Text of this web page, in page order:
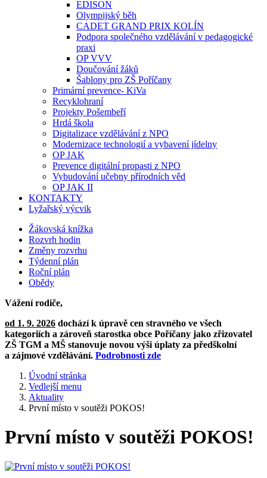
EDISON
Olympijský běh
CADET GRAND PRIX KOLÍN
Podpora společného vzdělávání v pedagogické
praxi
OP VVV
Doučování žáků
Šablony pro ZŠ Poříčany
Primární prevence- KiVa
Recyklohraní
Projekty Pošembeří
Hrdá škola
Digitalizace vzdělávání z NPO
Modernizace technologií a vybavení jídelny
OP JAK
Prevence digitální propasti z NPO
Vybudování učebny přírodních věd
OP JAK II
KONTAKTY
Lyžařský výcvik
Žákovská knížka
Rozvrh hodin
Změny rozvrhu
Týdenní plán
Roční plán
Obědy
Vážení rodiče,
od 1. 9. 2026 dochází k úpravě cen stravného ve všech
kategoriích a zároveň starostka obce Poříčany jako zřizovatel
ZŠ TGM a MŠ stanovuje novou výši úplaty za předškolní
a zájmové vzdělávání. Podrobnosti zde
Úvodní stránka
Vedlejší menu
Aktuality
První místo v soutěži POKOS!
První místo v soutěži POKOS!